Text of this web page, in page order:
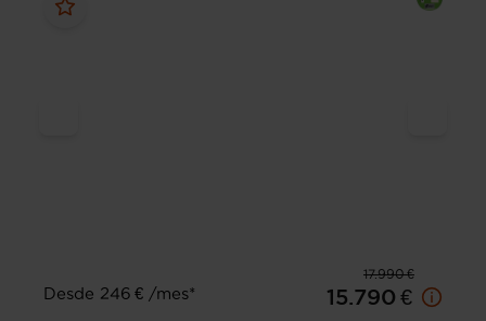
17.990 €
Desde 246 € /mes*
15.790 €